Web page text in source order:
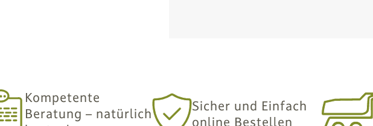
Kompetente
Beratung – natürlich
Sicher und Einfach
online Bestellen